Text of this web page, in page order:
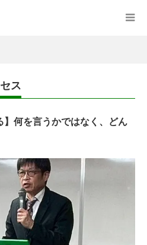
ス
】何を言うかではなく、どん